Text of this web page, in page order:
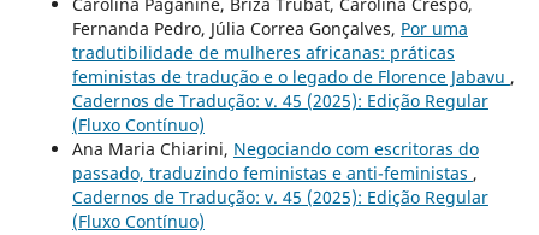
Carolina Paganine, Briza Trubat, Carolina Crespo,
Fernanda Pedro, Júlia Correa Gonçalves, Por uma
tradutibilidade de mulheres africanas: práticas
feministas de tradução e o legado de Florence Jabavu ,
Cadernos de Tradução: v. 45 (2025): Edição Regular
(Fluxo Contínuo)
Ana Maria Chiarini, Negociando com escritoras do
passado, traduzindo feministas e anti-feministas ,
Cadernos de Tradução: v. 45 (2025): Edição Regular
(Fluxo Contínuo)